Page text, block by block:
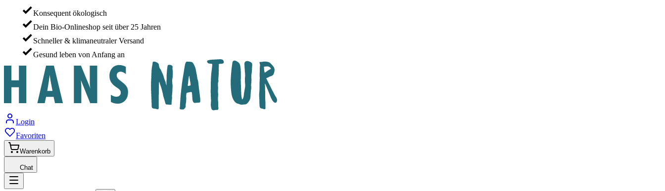
Konsequent ökologisch
Dein Bio-Onlineshop seit über 25 Jahren
Schneller & klimaneutraler Versand
Gesund leben von Anfang an
Login
Favoriten
Warenkorb
Chat